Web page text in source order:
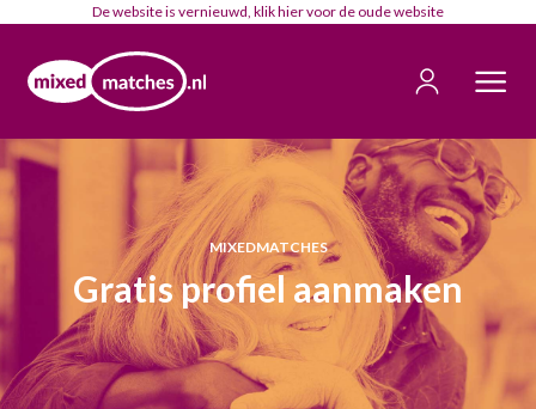
De website is vernieuwd, klikhiervoor de oude website
MIXEDMATCHES
Gratis profiel aanmaken